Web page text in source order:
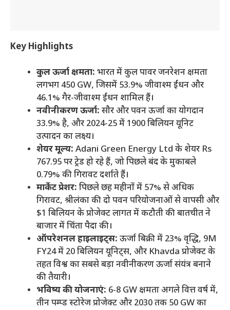
Key Highlights
कुल ऊर्जा क्षमता: भारत में कुल पावर जनरेशन क्षमता
लगभग 450 GW, जिसमें 53.9% जीवाश्म ईंधन और
46.1% गैर-जीवाश्म ईंधन शामिल हैं।
नवीनीकरण ऊर्जा: सौर और पवन ऊर्जा का योगदान
33.9% है, और 2024-25 में 1900 बिलियन यूनिट
उत्पादन का लक्ष्य।
शेयर मूल्य: Adani Green Energy Ltd के शेयर Rs
767.95 पर ट्रेड हो रहे हैं, जो पिछले बंद के मुकाबले
0.79% की गिरावट दर्शाते हैं।
मार्केट प्रेशर: पिछले छह महीनों में 57% से अधिक
गिरावट, श्रीलंका की दो पवन परियोजनाओं से वापसी और
$1 बिलियन के प्रोजेक्ट लागत में कटौती की बातचीत ने
बाजार में चिंता पैदा की।
ऑपरेशनल हाइलाइट्स: ऊर्जा बिक्री में 23% वृद्धि, 9M
FY24 में 20 बिलियन यूनिट्स, और Khavda प्रोजेक्ट के
तहत विश्व का सबसे बड़ा नवीनीकरण ऊर्जा संयंत्र बनाने
की तैयारी।
भविष्य की योजनाएं: 6-8 GW क्षमता अगले वित्त वर्ष में,
तीन पम्प्ड स्टोरेज प्रोजेक्ट और 2030 तक 50 GW का